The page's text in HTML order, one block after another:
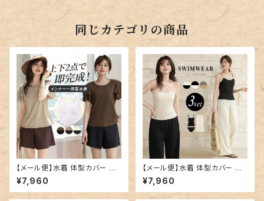
同じカテゴリの商品
【メール便】水着 体型カバー レ
ディース 半袖 ティアード フレア
スリーブ ブラ一体型トップス シ
ョートパンツ 2点セット／hys34
¥7,960
【メール便】水着 体型カバー キ
ャミキニ レディース パンツ ワイ
ドパンツ 3点セット／hys3438
¥7,960